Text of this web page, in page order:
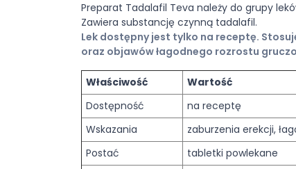
Preparat Tadalafil Teva należy do grupy
Zawiera substancję czynną tadalafil.
Lek dostępny jest tylko na receptę.
oraz objawów łagodnego rozrostu
Właściwość
Wartość
Dostępność
na receptę
Wskazania
zaburzenia erekcji,
Postać
tabletki powlekane